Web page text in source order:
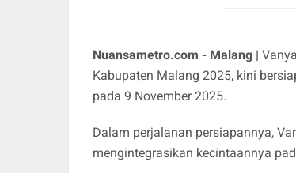
Nuansametro.com - Malang |
Kabupaten Malang 2025, kini
pada 9 November 2025.
Dalam perjalanan persiapannya,
mengintegrasikan kecintaannya